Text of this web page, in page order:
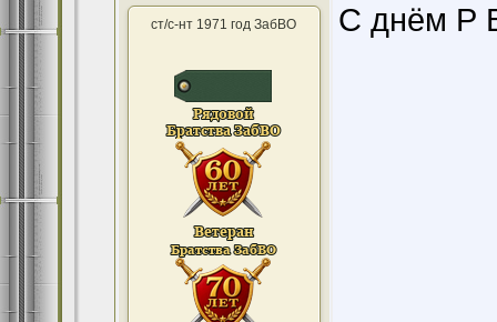
ст/с-нт 1971 год ЗабВО С днём Р